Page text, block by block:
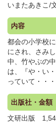
いまたあきこ/
内容
都会の小学校
にされ、さみ
中、竹やぶの
は、『や・い
っていて・・・
出版社・金額
文研出版